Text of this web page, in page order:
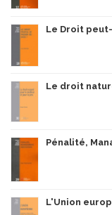
Le Droit
Le droit
Pénalité,
L'Union